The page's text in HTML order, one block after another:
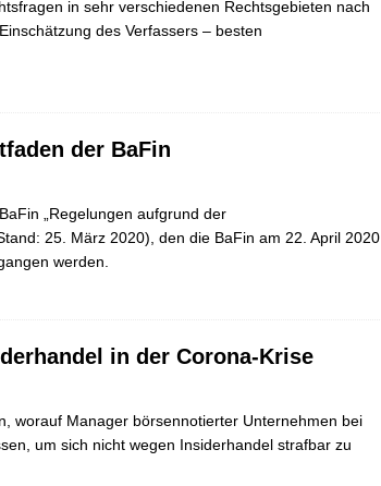
in sehr verschiedenen Rechtsgebieten nach
des Verfassers – besten
der BaFin
„Regelungen aufgrund der
25. März 2020), den die BaFin am 22. April 2020
werden.
in der Corona-Krise
worauf Manager börsennotierter Unternehmen bei
um sich nicht wegen Insiderhandel strafbar zu